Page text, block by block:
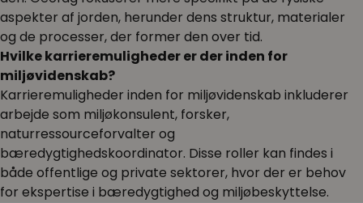
aspekter af jorden, herunder dens struktur, materialer
og de processer, der former den over tid.
Hvilke karrieremuligheder er der inden for
miljøvidenskab?
Karrieremuligheder inden for miljøvidenskab inkluderer
arbejde som miljøkonsulent, forsker,
naturressourceforvalter og
bæredygtighedskoordinator. Disse roller kan findes i
både offentlige og private sektorer, hvor der er behov
for ekspertise i bæredygtighed og miljøbeskyttelse.